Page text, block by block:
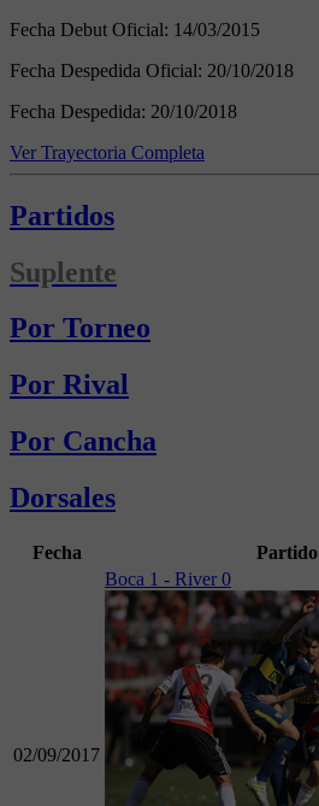
Fecha Debut Oficial: 14/03/2015
Fecha Despedida Oficial: 20/10/2018
Fecha Despedida: 20/10/2018
Ver Trayectoria Completa
Partidos
Suplente
Por Torneo
Por Rival
Por Cancha
Dorsales
Fecha Partido
02/09/2017
Boca 1 - River 0